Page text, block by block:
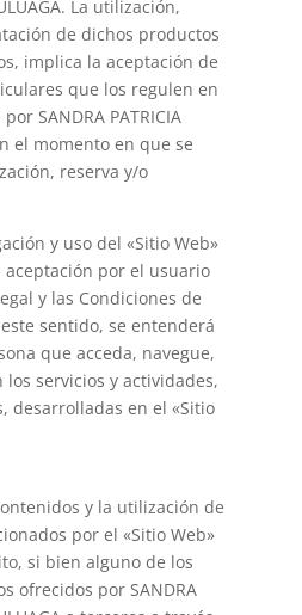
La utilización,
de dichos productos
implica la aceptación de
que los regulen en
SANDRA PATRICIA
el momento en que se
reserva y/o
y uso del «Sitio Web»
aceptación por el usuario
y las Condiciones de
sentido, se entenderá
que acceda, navegue,
servicios y actividades,
desarrolladas en el «Sitio
y la utilización de
por el «Sitio Web»
si bien alguno de los
ofrecidos por SANDRA